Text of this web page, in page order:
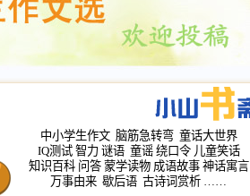
中小学生作文 脑筋急转弯 童话大世界
IQ测试 智力 谜语 童谣 绕口令 儿童笑话
知识百科 问答 蒙学读物 成语故事 神话寓言
万事由来 歇后语 古诗词赏析 ……